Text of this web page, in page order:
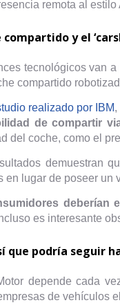
remota al
compartido y el
tecnológicos van
compartido
realizado por IBM,
de compartir
del coche, como el
demuestran
en lugar de poseer un
deberían
es interesante
que podría seguir
depende cada
de vehículos